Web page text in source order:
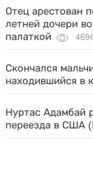
Отец арестован
летней дочери
палаткой
Скончался
находившийся в
Нуртас Адамбай
переезда в США